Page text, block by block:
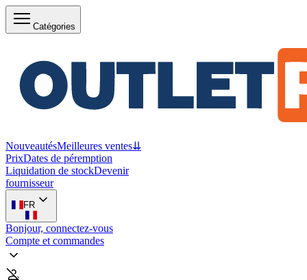
Catégories
NouveautésMeilleures ventes⇊
PrixDates de péremption
Liquidation de stockDevenir
fournisseur
FR
Bonjour, connectez-vous
Compte et commandes